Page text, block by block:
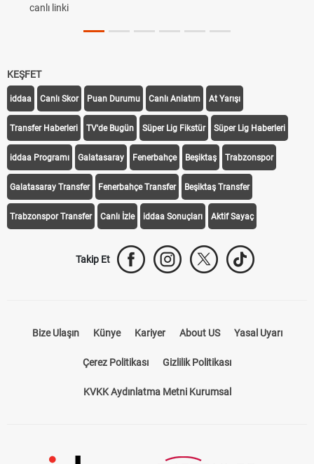
canlı linki
KEŞFET
iddaa Canlı Skor Puan Durumu Canlı Anlatım At Yarışı
Transfer Haberleri TV'de Bugün Süper Lig Fikstür Süper Lig Haberleri
iddaa Programı Galatasaray Fenerbahçe Beşiktaş Trabzonspor
Galatasaray Transfer Fenerbahçe Transfer Beşiktaş Transfer
Trabzonspor Transfer Canlı İzle iddaa Sonuçları Aktif Sayaç
Takip Et
Bize Ulaşın Künye Kariyer About US Yasal Uyarı
Çerez Politikası Gizlilik Politikası
KVKK Aydınlatma Metni Kurumsal